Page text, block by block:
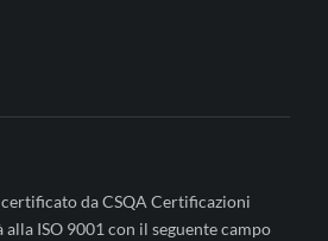
da CSQA Certificazioni
ISO 9001 con il seguente campo